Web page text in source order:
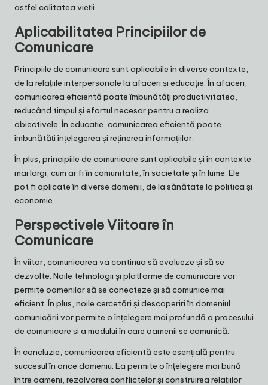
astfel calitatea vieții.
Aplicabilitatea Principiilor de
Comunicare
Principiile de comunicare sunt aplicabile în diverse contexte,
de la relațiile interpersonale la afaceri și educație. În afaceri,
comunicarea eficientă poate îmbunătăți productivitatea,
reducând timpul și efortul necesar pentru a realiza
obiectivele. În educație, comunicarea eficientă poate
îmbunătăți înțelegerea și reținerea informațiilor.
În plus, principiile de comunicare sunt aplicabile și în contexte
mai largi, cum ar fi în comunitate, în societate și în lume. Ele
pot fi aplicate în diverse domenii, de la sănătate la politica și
economie.
Perspectivele Viitoare în
Comunicare
În viitor, comunicarea va continua să evolueze și să se
dezvolte. Noile tehnologii și platforme de comunicare vor
permite oamenilor să se conecteze și să comunice mai
eficient. În plus, noile cercetări și descoperiri în domeniul
comunicării vor permite o înțelegere mai profundă a procesului
de comunicare și a modului în care oamenii se comunică.
În concluzie, comunicarea eficientă este esențială pentru
succesul în orice domeniu. Ea permite o înțelegere mai bună
între oameni, rezolvarea conflictelor și construirea relațiilor